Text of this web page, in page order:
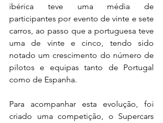
ibérica teve uma média de
participantes por evento de vinte e sete
carros, ao passo que a portuguesa teve
uma de vinte e cinco, tendo sido
notado um crescimento do número de
pilotos e equipas tanto de Portugal
como de Espanha.
Para acompanhar esta evolução, foi
criado uma competição, o Supercars